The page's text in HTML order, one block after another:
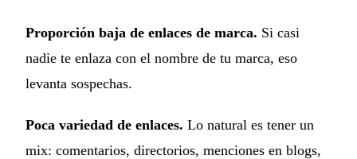
Proporción baja de enlaces de marca. Si casi
nadie te enlaza con el nombre de tu marca, eso
levanta sospechas.
Poca variedad de enlaces. Lo natural es tener un
mix: comentarios, directorios, menciones en blogs,